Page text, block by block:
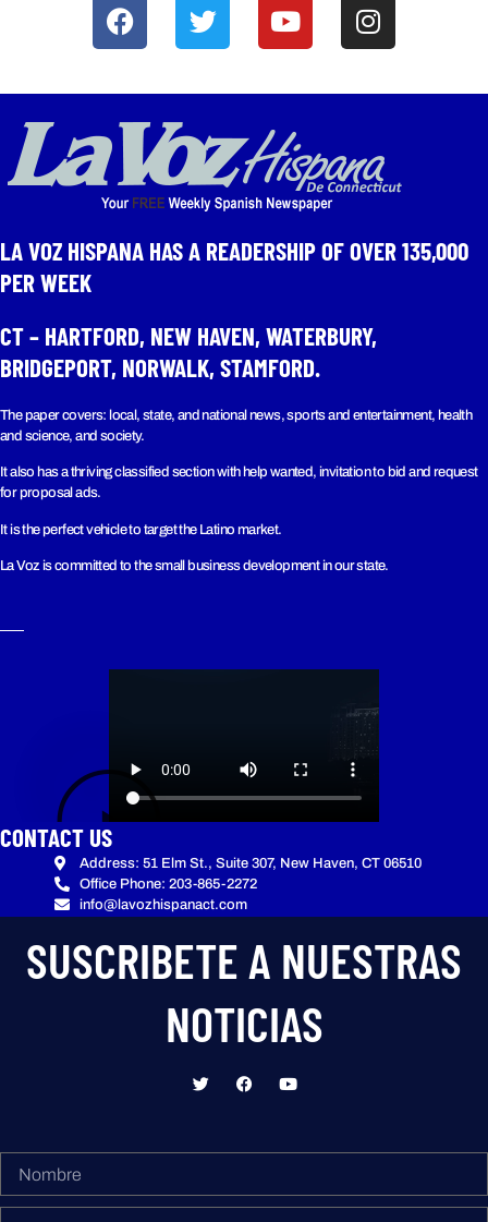
LA VOZ HISPANA HAS A READERSHIP OF OVER 135,000
PER WEEK​
CT – HARTFORD, NEW HAVEN, WATERBURY,
BRIDGEPORT, NORWALK, STAMFORD.
The paper covers: local, state, and national news, sports and entertainment, health
and science, and society.
It also has a thriving classified section with help wanted, invitation to bid and request
for proposal ads.
It is the perfect vehicle to target the Latino market.
La Voz is committed to the small business development in our state.
CONTACT US
Address: 51 Elm St., Suite 307, New Haven, CT 06510
Office Phone: 203-865-2272
info@lavozhispanact.com
SUSCRIBETE A NUESTRAS
NOTICIAS